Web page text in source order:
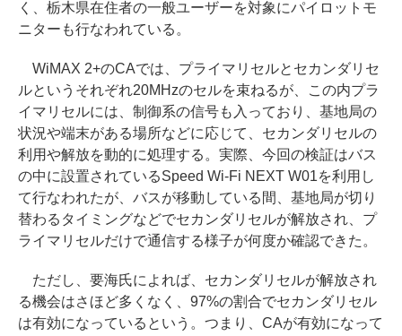
く、栃木県在住者の一般ユーザーを対象にパイロットモ
ニターも行なわれている。
WiMAX 2+のCAでは、プライマリセルとセカンダリセ
ルというそれぞれ20MHzのセルを束ねるが、この内プラ
イマリセルには、制御系の信号も入っており、基地局の
状況や端末がある場所などに応じて、セカンダリセルの
利用や解放を動的に処理する。実際、今回の検証はバス
の中に設置されているSpeed Wi-Fi NEXT W01を利用し
て行なわれたが、バスが移動している間、基地局が切り
替わるタイミングなどでセカンダリセルが解放され、プ
ライマリセルだけで通信する様子が何度か確認できた。
ただし、要海氏によれば、セカンダリセルが解放され
る機会はさほど多くなく、97%の割合でセカンダリセル
は有効になっているという。つまり、CAが有効になって